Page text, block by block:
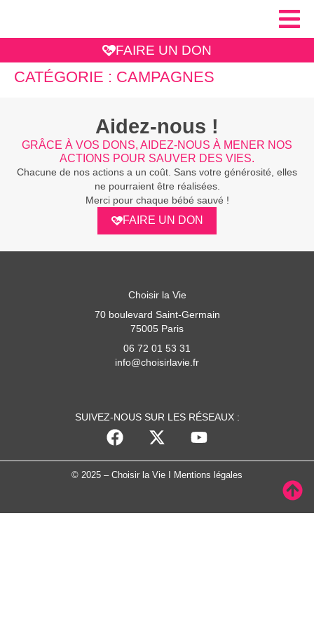
FAIRE UN DON
CATÉGORIE : CAMPAGNES
Aidez-nous !
GRÂCE À VOS DONS, AIDEZ-NOUS À MENER NOS
ACTIONS POUR SAUVER DES VIES.
Chacune de nos actions a un coût. Sans votre générosité, elles
ne pourraient être réalisées.
Merci pour chaque bébé sauvé !
FAIRE UN DON
Choisir la Vie
70 boulevard Saint-Germain
75005 Paris
06 72 01 53 31
info@choisirlavie.fr
SUIVEZ-NOUS SUR LES RÉSEAUX :
© 2025 – Choisir la Vie I Mentions légales